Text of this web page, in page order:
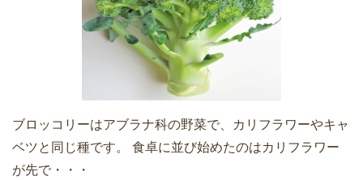
ブロッコリーはアブラナ科の野菜で、カリフラワーやキャ
ベツと同じ種です。 食卓に並び始めたのはカリフラワー
が先で・・・